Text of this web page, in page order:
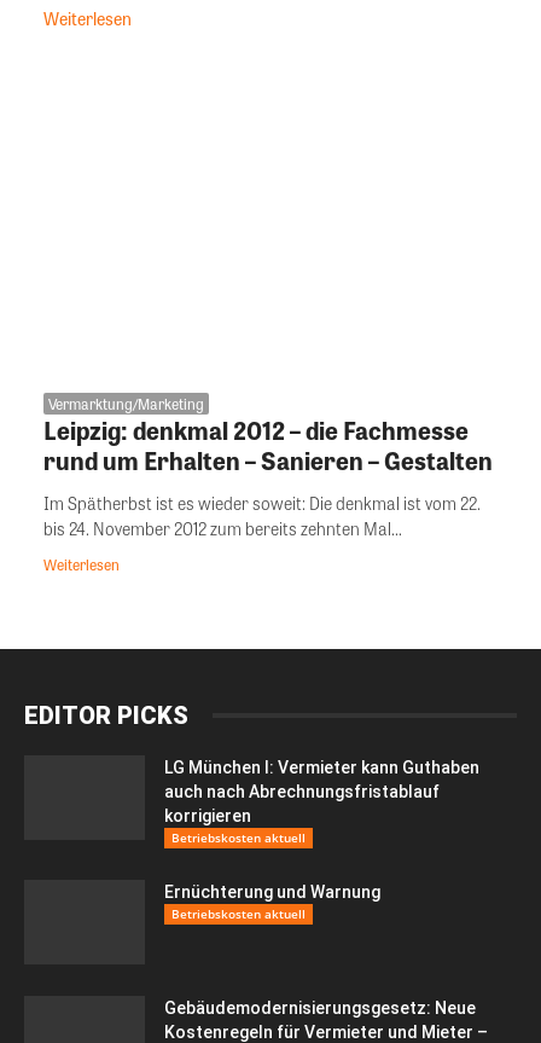
Weiterlesen
Vermarktung/Marketing
Leipzig: denkmal 2012 – die Fachmesse
rund um Erhalten – Sanieren – Gestalten
Im Spätherbst ist es wieder soweit: Die denkmal ist vom 22.
bis 24. November 2012 zum bereits zehnten Mal...
Weiterlesen
EDITOR PICKS
LG München I: Vermieter kann Guthaben
auch nach Abrechnungsfristablauf
korrigieren
Betriebskosten aktuell
Ernüchterung und Warnung
Betriebskosten aktuell
Gebäudemodernisierungsgesetz: Neue
Kostenregeln für Vermieter und Mieter –